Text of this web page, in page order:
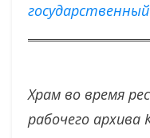
Храм во время
рабочего архива